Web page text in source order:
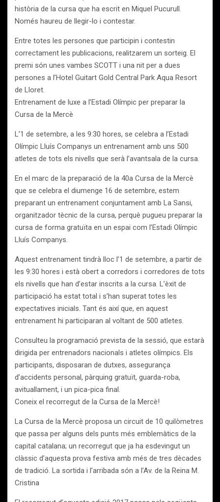
història de la cursa que ha escrit en Miquel Pucurull.
Només haureu de llegir-lo i contestar.
Entre totes les persones que participin i contestin
correctament les publicacions, realitzarem un sorteig. El
premi són unes vambes SCOTT i una nit per a dues
persones a l’Hotel Guitart Gold Central Park Aqua Resort
de Lloret.
Entrenament de luxe a l’Estadi Olímpic per preparar la
Cursa de la Mercè
L’1 de setembre, a les 9:30 hores, se celebra a l’Estadi
Olímpic Lluís Companys un entrenament amb uns 500
atletes de tots els nivells que serà l’avantsala de la cursa.
En el marc de la preparació de la 40a Cursa de la Mercè
que se celebra el diumenge 16 de setembre, estem
preparant un entrenament conjuntament amb La Sansi,
organitzador tècnic de la cursa, perquè pugueu preparar la
cursa de forma gratuïta en un espai com l’Estadi Olímpic
Lluís Companys.
Aquest entrenament tindrà lloc l’1 de setembre, a partir de
les 9:30 hores i està obert a corredors i corredores de tots
els nivells que han d’estar inscrits a la cursa. L’èxit de
participació ha estat total i s’han superat totes les
expectatives inicials. Tant és així que, en aquest
entrenament hi participaran al voltant de 500 atletes.
Consulteu la programació prevista de la sessió, que estarà
dirigida per entrenadors nacionals i atletes olímpics. Els
participants, disposaran de dutxes, assegurança
d’accidents personal, pàrquing gratuït, guarda-roba,
avituallament, i un pica-pica final.
Coneix el recorregut de la Cursa de la Mercè!
La Cursa de la Mercè proposa un circuit de 10 quilòmetres
que passa per alguns dels punts més emblemàtics de la
capital catalana; un recorregut que ja ha esdevingut un
clàssic d’aquesta prova festiva amb més de tres dècades
de tradició. La sortida i l’arribada són a l’Av. de la Reina M.
Cristina